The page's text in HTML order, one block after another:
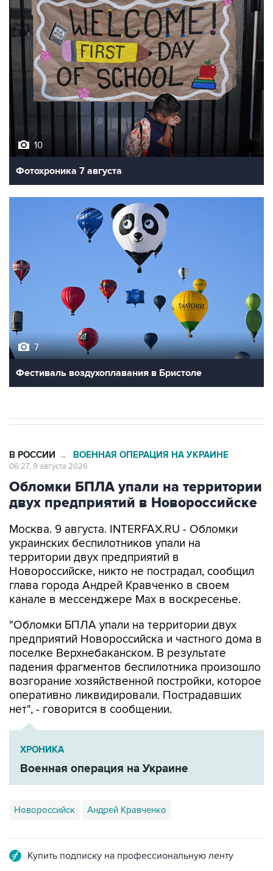
10
Фотохроника 7 августа
7
Фестиваль воздухоплавания в Бристоле
В РОССИИ → ВОЕННАЯ ОПЕРАЦИЯ НА УКРАИНЕ
06:27, 9 августа 2026
Обломки БПЛА упали на территории
двух предприятий в Новороссийске
Москва. 9 августа. INTERFAX.RU - Обломки
украинских беспилотников упали на
территории двух предприятий в
Новороссийске, никто не пострадал, сообщил
глава города Андрей Кравченко в своем
канале в мессенджере Max в воскресенье.
"Обломки БПЛА упали на территории двух
предприятий Новороссийска и частного дома в
поселке Верхнебаканском. В результате
падения фрагментов беспилотника произошло
возгорание хозяйственной постройки, которое
оперативно ликвидировали. Пострадавших
нет", - говорится в сообщении.
ХРОНИКА
Военная операция на Украине
Новороссийск Андрей Кравченко
Купить подписку на профессиональную ленту